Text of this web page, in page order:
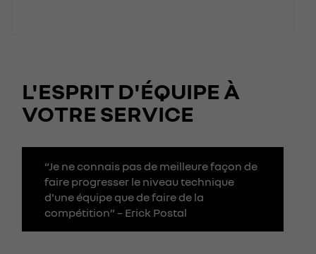
L'ESPRIT D'ÉQUIPE À
VOTRE SERVICE
“Je ne connais pas de meilleure façon de
faire progresser le niveau technique
d'une équipe que de faire de la
compétition” – Erick Postal